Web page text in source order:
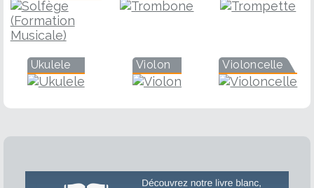
Ukulele Violon Violoncelle